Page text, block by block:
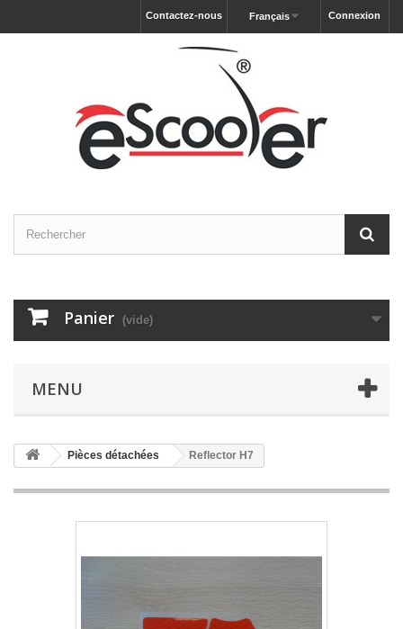
Connexion
Français
Contactez-nous
Panier (vide)
MENU
Pièces détachées Reflector H7